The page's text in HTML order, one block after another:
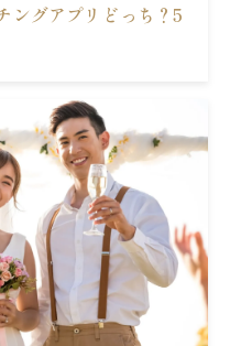
ングアプリどっち？5